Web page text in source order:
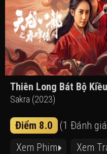
Thiên Long Bát Bộ
Sakra (2023)
Điểm 8.0 (1 Đánh
Xem Phim Xem